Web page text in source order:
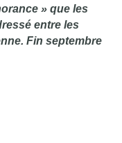
» que les
entre les
Fin septembre